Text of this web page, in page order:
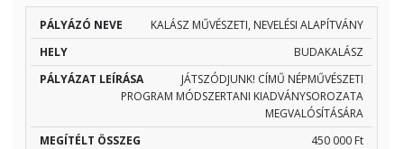
KALÁSZ MŰVÉSZETI, NEVELÉSI ALAPÍTVÁNY
BUDAKALÁSZ
JÁTSZÓDJUNK! CÍMŰ NÉPMŰVÉSZETI
PROGRAM MÓDSZERTANI KIADVÁNYSOROZATA
MEGVALÓSÍTÁSÁRA
450 000 Ft